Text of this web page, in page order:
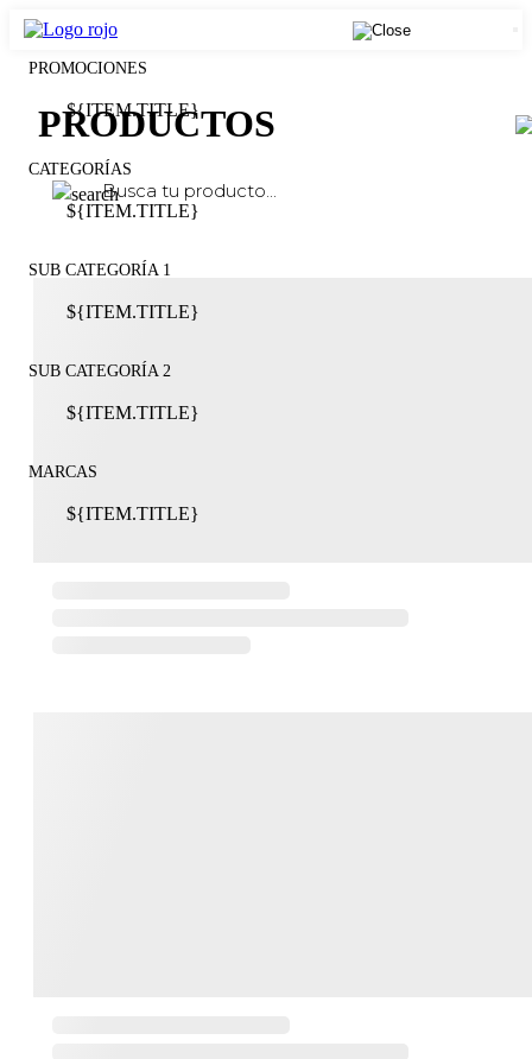
PRODUCTOS
PROMOCIONES
${ITEM.TITLE}
CATEGORÍAS
${ITEM.TITLE}
SUB CATEGORÍA 1
${ITEM.TITLE}
SUB CATEGORÍA 2
${ITEM.TITLE}
MARCAS
${ITEM.TITLE}